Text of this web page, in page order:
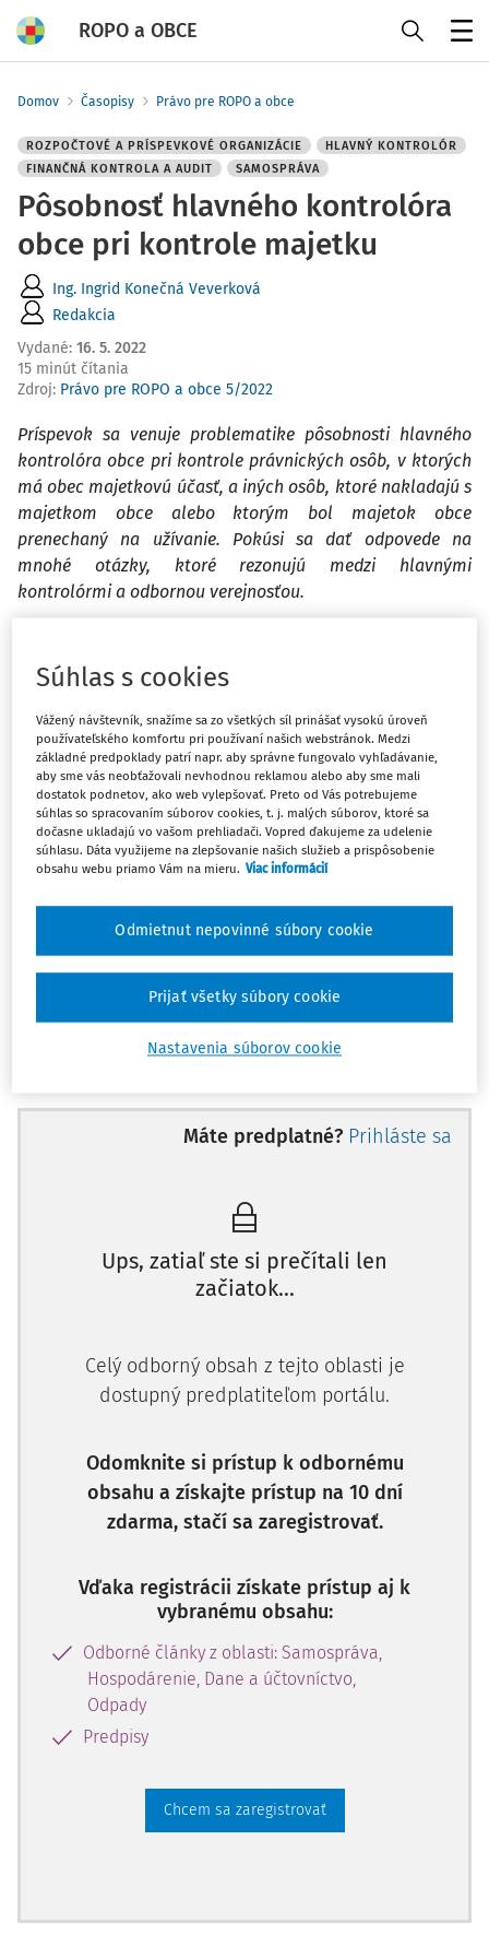
ROPO a OBCE
Domov Časopisy Právo pre ROPO a obce
ROZPOČTOVÉ A PRÍSPEVKOVÉ ORGANIZÁCIE
HLAVNÝ KONTROLÓR
FINANČNÁ KONTROLA A AUDIT
SAMOSPRÁVA
Pôsobnosť hlavného kontrolóra
obce pri kontrole majetku
Ing. Ingrid Konečná Veverková
Redakcia
Vydané: 16. 5. 2022
15 minút čítania
Zdroj: Právo pre ROPO a obce 5/2022
Príspevok sa venuje problematike pôsobnosti hlavného
kontrolóra obce pri kontrole právnických osôb, v ktorých
má obec majetkovú účasť, a iných osôb, ktoré nakladajú s
majetkom obce alebo ktorým bol majetok obce
prenechaný na užívanie. Pokúsi sa dať odpovede na
mnohé otázky, ktoré rezonujú medzi hlavnými
kontrolórmi a odbornou verejnosťou.
zákonnosti, účinnosti, hospodárnosti a efektívnosti pri
právami obce, ako aj s majetkom, ktorý obec užíva podľa
osobitných predpisov, vyplýva z§ 18d ods. 1zákona č.
369/1990 Zb.o obecnom zriadení v z. n. p. (ďalej len "
o obecnom zriadení").
Podľa§ 18d ods. 2zákona o obecnom zriadeníkontrolnej
obecný úrad,
b) rozpočtové a príspevkové organizácie zriadené obcou,
právnické osoby, v ktorých má obec majetkovú účasť, a
iné osoby, ktoré nakladajú s majetkom obce alebo
ktorým bol majetok obce prenechaný na užívanie, a to
dotácie alebo návratné finančné výpomoci či
nenávratné finančné výpomoci podľa osobitného
V týchto kontrolovaných subjektoch [okrem subjektov
uvedených v písm. d), pri ktorých ide o kontrolu účelových
dotácií alebo návratných či nenávratných finančných
výpomocí] má hlavný kontrolór oprávnenie vykonávať
efektívnosti pri hospodárení a nakladaní s majetkom a
majetkovými právami obce, ako aj s majetkom, ktorý obec
užíva podľa osobitných predpisov.
V prípade vykonávania kontroly na obecn
Máte predplatné? Prihláste sa
Ups, zatiaľ ste si prečítali len
začiatok...
Celý odborný obsah z tejto oblasti je
dostupný predplatiteľom portálu.
Odomknite si prístup k odbornému
obsahu a získajte prístup na 10 dní
zdarma, stačí sa zaregistrovať.
Vďaka registrácii získate prístup aj k
vybranému obsahu:
Odborné články z oblasti: Samospráva,
Hospodárenie, Dane a účtovníctvo,
Odpady
Predpisy
Chcem sa zaregistrovať
Súhlas s cookies
Vážený návštevník, snažíme sa zo všetkých síl prinášať vysokú úroveň
používateľského komfortu pri používaní našich webstránok. Medzi
základné predpoklady patrí napr. aby správne fungovalo vyhľadávanie,
aby sme vás neobťažovali nevhodnou reklamou alebo aby sme mali
dostatok podnetov, ako web vylepšovať. Preto od Vás potrebujeme
súhlas so spracovaním súborov cookies, t. j. malých súborov, ktoré sa
dočasne ukladajú vo vašom prehliadači. Vopred ďakujeme za udelenie
súhlasu. Dáta využijeme na zlepšovanie našich služieb a prispôsobenie
obsahu webu priamo Vám na mieru. Viac informácií
Nastavenia súborov cookie
Odmietnut nepovinné súbory cookie
Prijať všetky súbory cookie